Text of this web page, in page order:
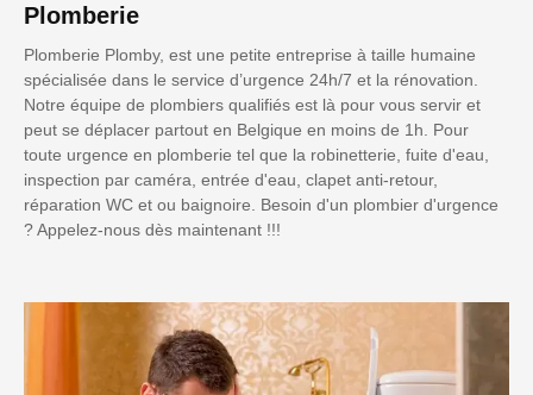
Plomberie
Plomberie Plomby, est une petite entreprise à taille humaine
spécialisée dans le service d’urgence 24h/7 et la rénovation.
Notre équipe de plombiers qualifiés est là pour vous servir et
peut se déplacer partout en Belgique en moins de 1h. Pour
toute urgence en plomberie tel que la robinetterie, fuite d'eau,
inspection par caméra, entrée d'eau, clapet anti-retour,
réparation WC et ou baignoire. Besoin d'un plombier d'urgence
? Appelez-nous dès maintenant !!!